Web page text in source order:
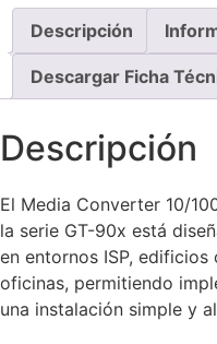
Descripción
Descargar Ficha
Descripción
El Media Converter 10/
la serie GT-90x está
en entornos ISP,
oficinas, permitiendo
una instalación simple y